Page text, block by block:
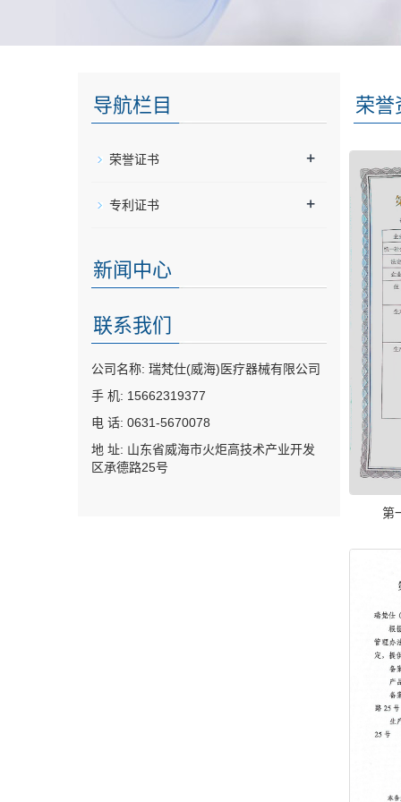
荣誉
第
导航栏目
荣誉证书 +
专利证书 +
新闻中心
联系我们
公司名称: 瑞梵仕(威海)医疗器械有限公司
手 机: 15662319377
电 话: 0631-5670078
地 址: 山东省威海市火炬高技术产业开发
区承德路25号